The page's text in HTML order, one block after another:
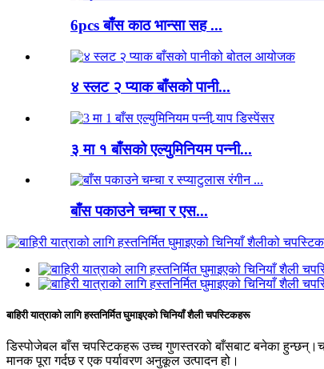
6pcs बाँस काठ भान्सा सह ...
४ स्लट २ प्याक बाँसको पानी...
३ मा १ बाँसको एल्युमिनियम पन्नी...
बाँस पकाउने चम्चा र एस...
बाहिरी यात्राको लागि हस्तनिर्मित घुमाइएको चिनियाँ शैली चपस्टिकहरू
डिस्पोजेबल बाँस चपस्टिकहरू उच्च गुणस्तरको बाँसबाट बनेका
मानक पूरा गर्दछ र एक पर्यावरण अनुकूल उत्पादन हो।